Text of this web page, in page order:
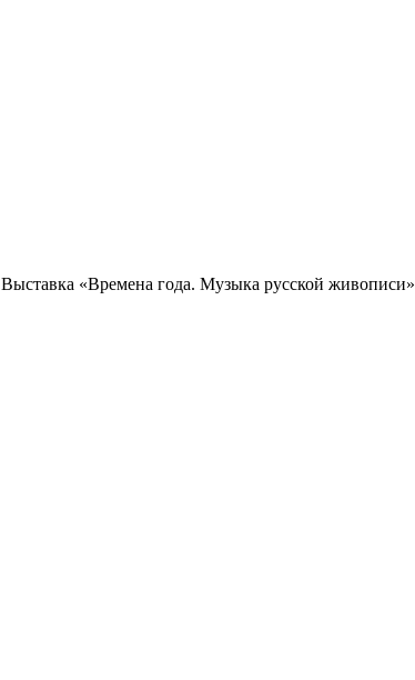
Выставка «Времена года. Музыка русской живописи»